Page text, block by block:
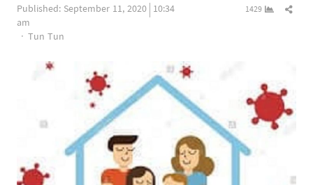
Published: September 11, 2020 10:34
am
Author
Tun Tun
1429